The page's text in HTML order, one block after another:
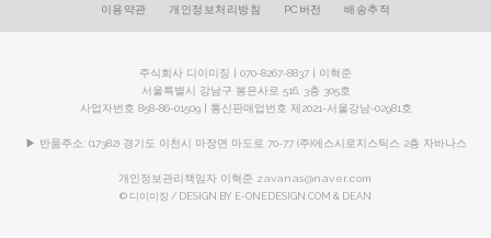
이용약관 개인정보처리방침 PC버전 배송추적
주식회사 디이미징 | 070-8267-8837 | 이혁준
서울특별시 강남구 봉은사로 516, 3층 305호
사업자번호 858-86-01509 | 통신판매업번호 제2021-서울강남-02981호
▶ 반품주소: (17382) 경기도 이천시 마장면 마도로 70-77 (주)에스시로지스틱스 2층 자바나스
개인정보관리책임자 이혁준 zavanas@naver.com
© 디이미징 / DESIGN BY E-ONEDESIGN.COM & DEAN